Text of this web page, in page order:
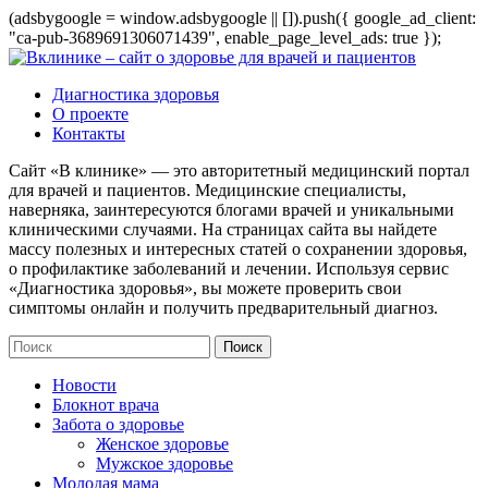
(adsbygoogle = window.adsbygoogle || []).push({ google_ad_client:
"ca-pub-3689691306071439", enable_page_level_ads: true });
Диагностика здоровья
О проекте
Контакты
Сайт «В клинике» — это авторитетный медицинский портал
для врачей и пациентов. Медицинские специалисты,
наверняка, заинтересуются блогами врачей и уникальными
клиническими случаями. На страницах сайта вы найдете
массу полезных и интересных статей о сохранении здоровья,
о профилактике заболеваний и лечении. Используя сервис
«Диагностика здоровья», вы можете проверить свои
симптомы онлайн и получить предварительный диагноз.
Новости
Блокнот врача
Забота о здоровье
Женское здоровье
Мужское здоровье
Молодая мама